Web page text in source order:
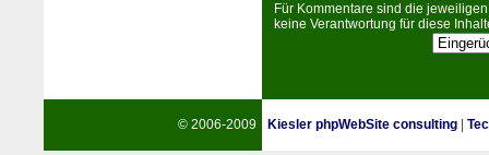
Für Kommentare sind die
keine Verantwortung für diese
© 2006-2009 Kiesler phpWebSite consulting